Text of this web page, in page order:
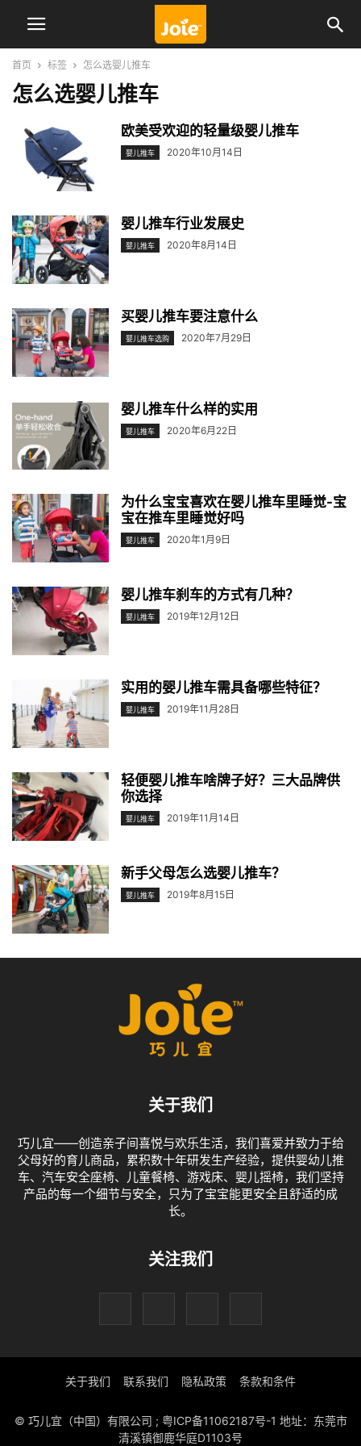
首页 标签 怎么选婴儿推车
怎么选婴儿推车
欧美受欢迎的轻量级婴儿推车
婴儿推车 2020年10月14日
婴儿推车行业发展史
婴儿推车 2020年8月14日
买婴儿推车要注意什么
婴儿推车选购 2020年7月29日
婴儿推车什么样的实用
婴儿推车 2020年6月22日
为什么宝宝喜欢在婴儿推车里睡觉-宝
宝在推车里睡觉好吗
婴儿推车 2020年1月9日
婴儿推车刹车的方式有几种？
婴儿推车 2019年12月12日
实用的婴儿推车需具备哪些特征？
婴儿推车 2019年11月28日
轻便婴儿推车啥牌子好？三大品牌供
你选择
婴儿推车 2019年11月14日
新手父母怎么选婴儿推车？
婴儿推车 2019年8月15日
关于我们
巧儿宜——创造亲子间喜悦与欢乐生活，我们喜爱并致力于给
父母好的育儿商品，累积数十年研发生产经验，提供婴幼儿推
车、汽车安全座椅、儿童餐椅、游戏床、婴儿摇椅，我们坚持
产品的每一个细节与安全，只为了宝宝能更安全且舒适的成
长。
关注我们
关于我们 联系我们 隐私政策 条款和条件
© 巧儿宜（中国）有限公司 ; 粤ICP备11062187号-1 地址：东莞市
清溪镇御鹿华庭D1103号